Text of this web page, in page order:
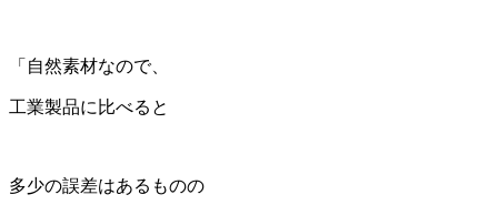
「自然素材なので、
工業製品に比べると
多少の誤差はあるものの